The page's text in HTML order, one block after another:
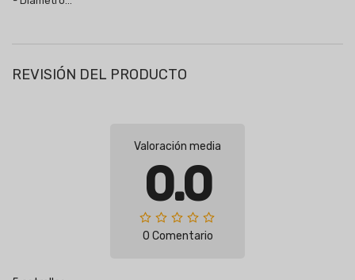
REVISIÓN DEL PRODUCTO
Valoración media
0.0
0 Comentario